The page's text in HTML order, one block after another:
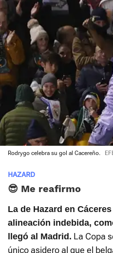
Rodrygo celebra su gol al Cacereño.
HAZARD
😎 Me reafirmo
La de Hazard en
alineación indebida,
llegó al Madrid. La Copa
único asidero al que el